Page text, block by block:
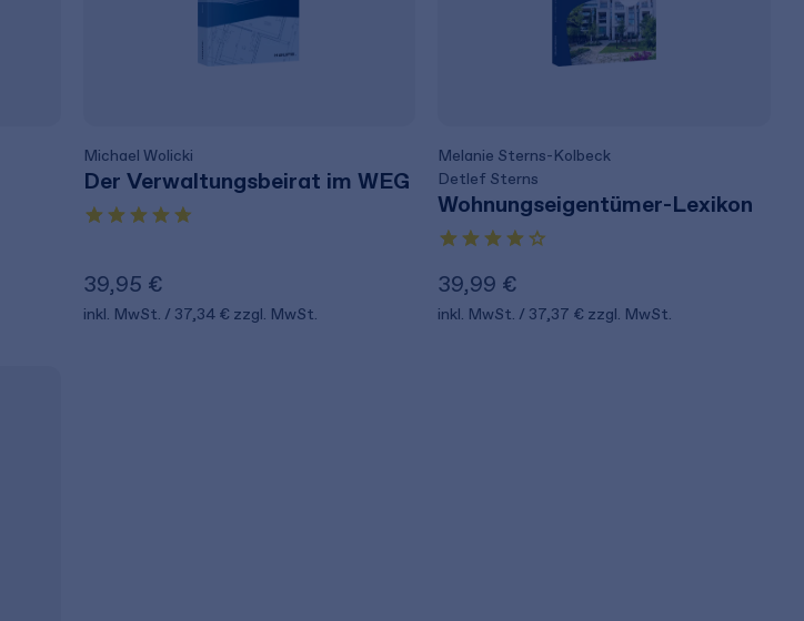
Michael Wolicki
Der Verwaltungsbeirat im WEG
39,95 €
inkl. MwSt. 37,34 € zzgl. MwSt.
Melanie Sterns-Kolbeck
Detlef Sterns
Wohnungseigentümer-Lexikon
39,99 €
inkl. MwSt. 37,37 € zzgl. MwSt.